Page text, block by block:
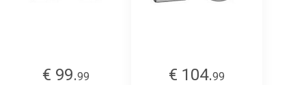
€ 99.99
€ 104.99